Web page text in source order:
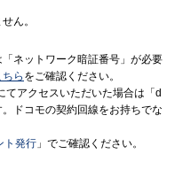
ん。
ネットワーク暗証番号」が必要
ちら をご確認ください。
アクセスいただいた場合は「d
ドコモの契約回線をお持ちでな
ト発行 」でご確認ください。